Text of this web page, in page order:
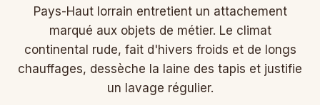
Pays-Haut lorrain entretient un attachement
marqué aux objets de métier. Le climat
continental rude, fait d'hivers froids et de longs
chauffages, dessèche la laine des tapis et justifie
un lavage régulier.